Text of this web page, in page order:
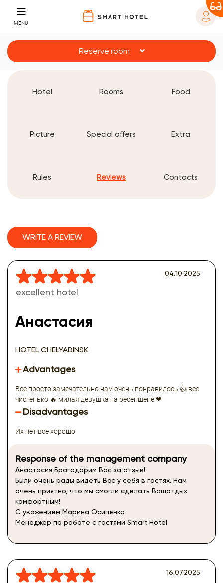
MENU
Reserve room
Hotel Rooms Food
Picture Special offers Extra
Rules Reviews Contacts
WRITE A REVIEW
excellent hotel
Анастасия
HOTEL CHELYABINSK
04.10.2025
Advantages
Все просто замечательно нам очень понравилось 👍 все
чистенько 🔥 милая девушка на ресепшене ❤
Disadvantages
Их нет все хорошо
Response of the management company
Анастасия,Брагодарим Вас за отзыв!
Были очень рады видеть Вас у себя в гостях. Нам
очень приятно, что мы смогли сделать Вашотдых
комфортным!
С уважением,Марина Осипенко
Менеджер по работе с гостями Smart Hotel
16.07.2025